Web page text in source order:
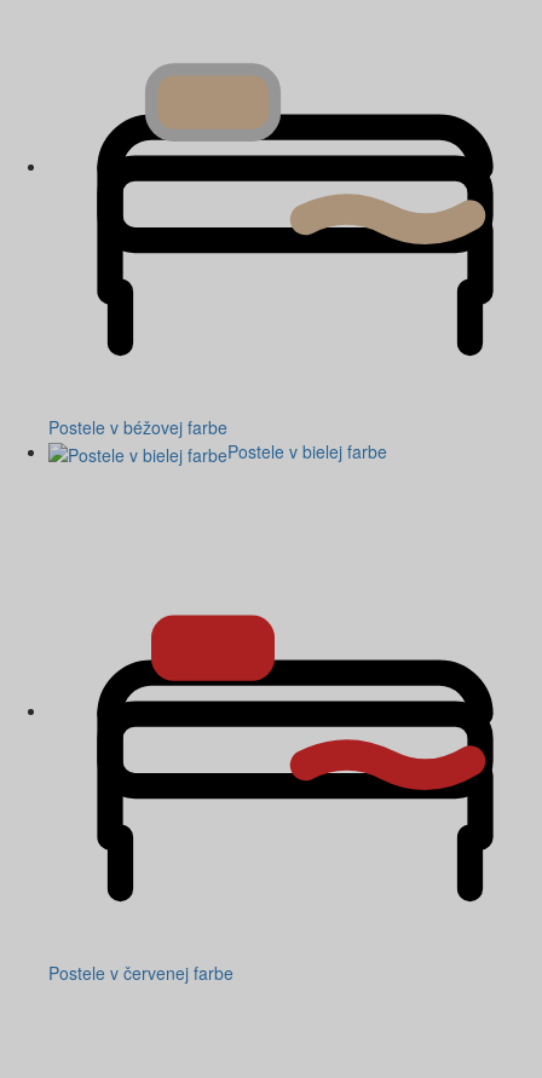
Postele v béžovej farbe
Postele v bielej farbe
Postele v červenej farbe